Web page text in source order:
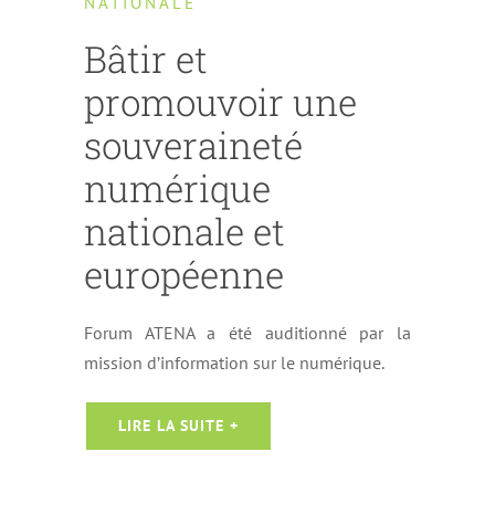
Bâtir et
promouvoir une
souveraineté
numérique
nationale et
européenne
Forum ATENA a été auditionné par la
mission d’information sur le numérique.
LIRE LA SUITE +